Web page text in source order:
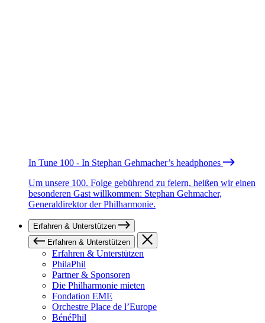
In Tune 100 - In Stephan Gehmacher’s headphones
Um unsere 100. Folge gebührend zu feiern, heißen wir einen
besonderen Gast willkommen: Stephan Gehmacher,
Generaldirektor der Philharmonie.
Erfahren & Unterstützen
Erfahren & Unterstützen
Erfahren & Unterstützen
PhilaPhil
Partner & Sponsoren
Die Philharmonie mieten
Fondation EME
Orchestre Place de l’Europe
BénéPhil